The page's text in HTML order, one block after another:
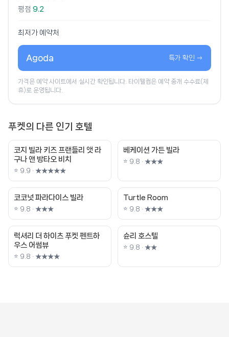
평점 9.2
최저가 예약처
Agoda 특가 확인 →
가격은 예약 사이트에서 실시간 확인됩니다. 타이웰컴은 예약 중개 수수료(제
휴)로 운영됩니다.
푸켓의 다른 인기 호텔
코지 빌라 키즈 프랜들리 앳 라
구나 앤 방타오 비치
⭐ 9.9 · ★★★★★
베케이션 가든 빌라
⭐ 9.8 · ★★★
코코넛 파라다이스 빌라
⭐ 9.8 · ★★★
Turtle Room
⭐ 9.8 · ★★★
럭셔리 더 하이츠 푸켓 펜트하
우스 어썸뷰
⭐ 9.8 · ★★★★
슌리 호스텔
⭐ 9.8 · ★★